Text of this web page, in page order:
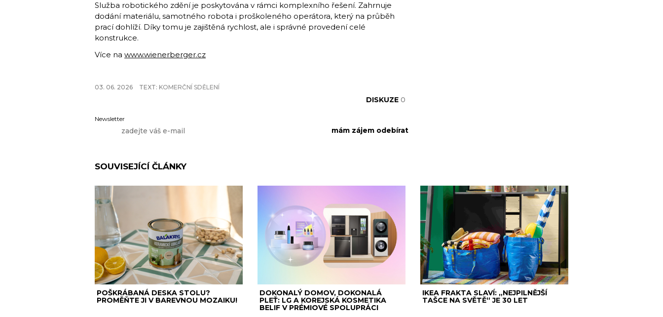
Služba robotického zdění je poskytována v rámci komplexního řešení. Zahrnuje
dodání materiálu, samotného robota i proškoleného operátora, který na průběh
prací dohlíží. Díky tomu je zajištěná rychlost, ale i správné provedení celé
konstrukce.
Více na www.wienerberger.cz
03. 06. 2026 TEXT: KOMERČNÍ SDĚLENÍ
DISKUZE 0
Newsletter
SOUVISEJÍCÍ ČLÁNKY
POŠKRÁBANÁ DESKA STOLU?
PROMĚŇTE JI V BAREVNOU MOZAIKU!
DOKONALÝ DOMOV, DOKONALÁ
PLEŤ: LG A KOREJSKÁ KOSMETIKA
BELIF V PRÉMIOVÉ SPOLUPRÁCI
IKEA FRAKTA SLAVÍ: „NEJPILNĚJŠÍ
TAŠCE NA SVĚTĚ“ JE 30 LET